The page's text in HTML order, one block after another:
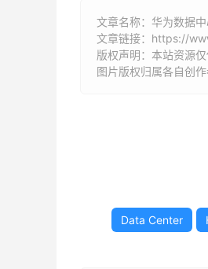
文章名称：华为数据
文章链接： https://
版权声明：本站资源
图片版权归属各自创
Data Center